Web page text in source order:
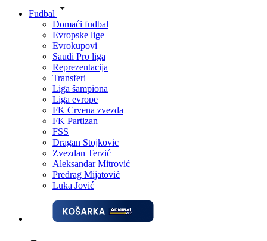
Fudbal
Domaći fudbal
Evropske lige
Evrokupovi
Saudi Pro liga
Reprezentacija
Transferi
Liga šampiona
Liga evrope
FK Crvena zvezda
FK Partizan
FSS
Dragan Stojkovic
Zvezdan Terzić
Aleksandar Mitrović
Predrag Mijatović
Luka Jović